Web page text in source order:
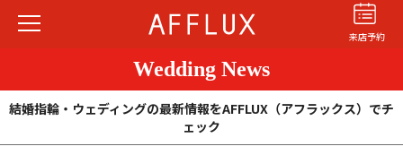
来店予約
Wedding News
結婚指輪・ウェディングの最新情報をAFFLUX（アフラックス）でチ
ェック